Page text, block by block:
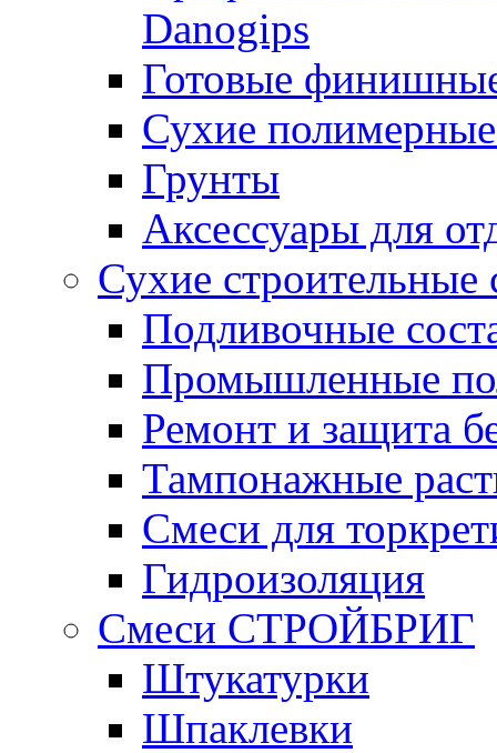
Danogips
Готовые
Сухие
Грунты
Аксессуары для
Сухие строительные
Подливочные
Промышленные
Ремонт и защита
Тампонажные
Смеси для
Гидроизоляция
Смеси СТРОЙБРИГ
Штукатурки
Шпаклевки